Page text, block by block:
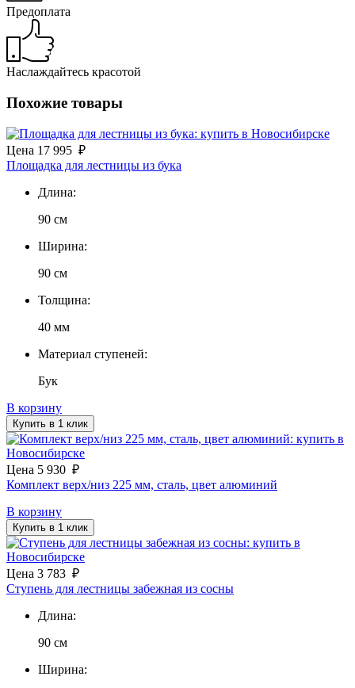
Предоплата
Наслаждайтесь красотой
Похожие товары
Цена 17 995 ₽
Площадка для лестницы из бука
Длина:
90 см
Ширина:
90 см
Толщина:
40 мм
Материал ступеней:
Бук
В корзину
Купить в 1 клик
Цена 5 930 ₽
Комплект верх/низ 225 мм, сталь, цвет алюминий
В корзину
Купить в 1 клик
Цена 3 783 ₽
Ступень для лестницы забежная из сосны
Длина:
90 см
Ширина: